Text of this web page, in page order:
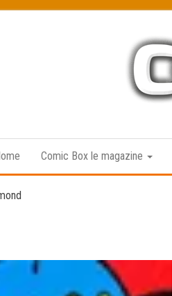
Comic Box le magazine